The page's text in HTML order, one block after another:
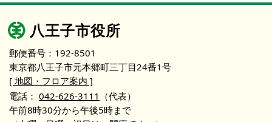
八王子市役所
郵便番号：192-8501
東京都八王子市元本郷町三丁目24番1号
[ 地図・フロア案内 ]
電話： 042-626-3111 （代表）
午前8時30分から午後5時まで